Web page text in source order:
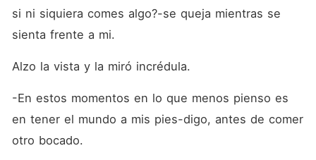
si ni siquiera comes algo?-se queja mientras se
sienta frente a mi.
Alzo la vista y la miró incrédula.
-En estos momentos en lo que menos pienso es
en tener el mundo a mis pies-digo, antes de comer
otro bocado.